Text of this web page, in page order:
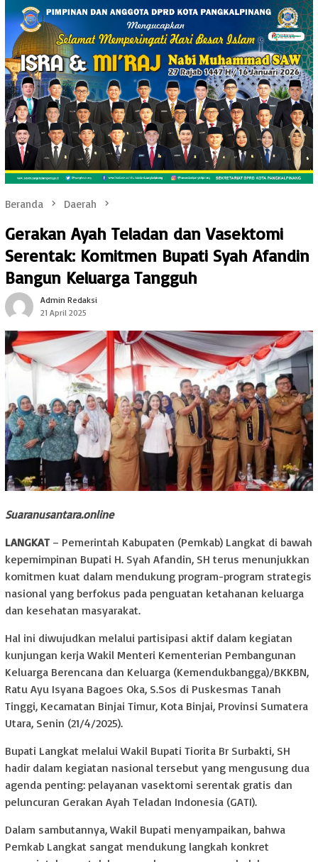
Beranda Daerah
Gerakan Ayah Teladan dan Vasektomi
Serentak: Komitmen Bupati Syah Afandin
Bangun Keluarga Tangguh
Admin Redaksi
21 April 2025
Suaranusantara.online
LANGKAT – Pemerintah Kabupaten (Pemkab) Langkat di bawah
kepemimpinan Bupati H. Syah Afandin, SH terus menunjukkan
komitmen kuat dalam mendukung program-program strategis
nasional yang berfokus pada penguatan ketahanan keluarga
dan kesehatan masyarakat.
Hal ini diwujudkan melalui partisipasi aktif dalam kegiatan
kunjungan kerja Wakil Menteri Kementerian Pembangunan
Keluarga Berencana dan Keluarga (Kemendukbangga)/BKKBN,
Ratu Ayu Isyana Bagoes Oka, S.Sos di Puskesmas Tanah
Tinggi, Kecamatan Binjai Timur, Kota Binjai, Provinsi Sumatera
Utara, Senin (21/4/2025).
Bupati Langkat melalui Wakil Bupati Tiorita Br Surbakti, SH
hadir dalam kegiatan nasional tersebut yang mengusung dua
agenda penting: pelayanan vasektomi serentak gratis dan
peluncuran Gerakan Ayah Teladan Indonesia (GATI).
Dalam sambutannya, Wakil Bupati menyampaikan, bahwa
Pemkab Langkat sangat mendukung langkah konkret